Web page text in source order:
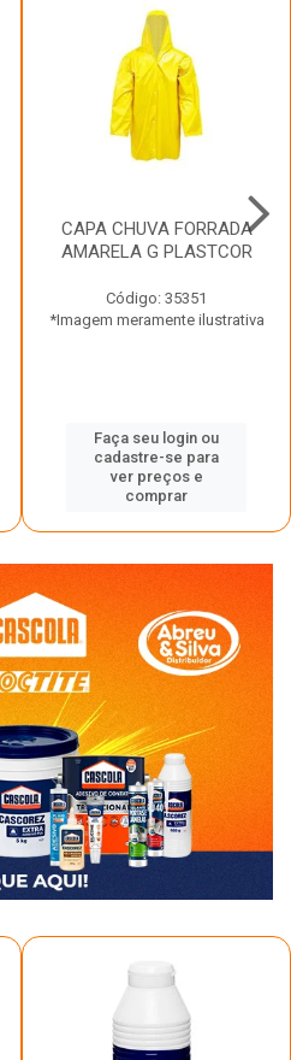
CAPA CHUVA FORRADA
AMARELA G PLASTCOR
Código: 35351
*Imagem meramente ilustrativa
Faça seu login ou
cadastre-se para
ver preços e
comprar